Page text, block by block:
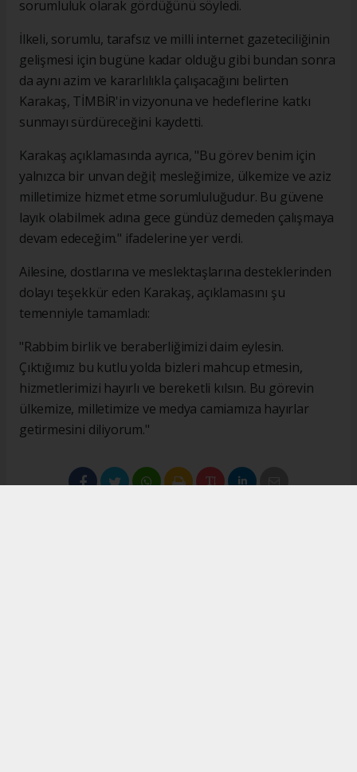
sorumluluk olarak gördüğünü söyledi.
İlkeli, sorumlu, tarafsız ve milli internet gazeteciliğinin
gelişmesi için bugüne kadar olduğu gibi bundan sonra
da aynı azim ve kararlılıkla çalışacağını belirten
Karakaş, TİMBİR'in vizyonuna ve hedeflerine katkı
sunmayı sürdüreceğini kaydetti.
Karakaş açıklamasında ayrıca, "Bu görev benim için
yalnızca bir unvan değil; mesleğimize, ülkemize ve aziz
milletimize hizmet etme sorumluluğudur. Bu güvene
layık olabilmek adına gece gündüz demeden çalışmaya
devam edeceğim." ifadelerine yer verdi.
Ailesine, dostlarına ve meslektaşlarına desteklerinden
dolayı teşekkür eden Karakaş, açıklamasını şu
temenniyle tamamladı:
"Rabbim birlik ve beraberliğimizi daim eylesin.
Çıktığımız bu kutlu yolda bizleri mahcup etmesin,
hizmetlerimizi hayırlı ve bereketli kılsın. Bu görevin
ülkemize, milletimize ve medya camiamıza hayırlar
getirmesini diliyorum."